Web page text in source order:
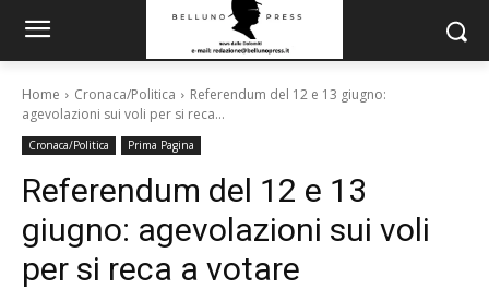
Home Cronaca/Politica
Referendum del 12 e 13 giugno:
agevolazioni sui voli per si reca...
Cronaca/Politica Prima Pagina
Referendum del 12 e 13
giugno: agevolazioni sui voli
per si reca a votare